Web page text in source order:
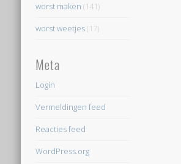
worst maken (141)
worst weetjes(17)
Meta
Login
Vermeldingen feed
Reacties feed
WordPress.org